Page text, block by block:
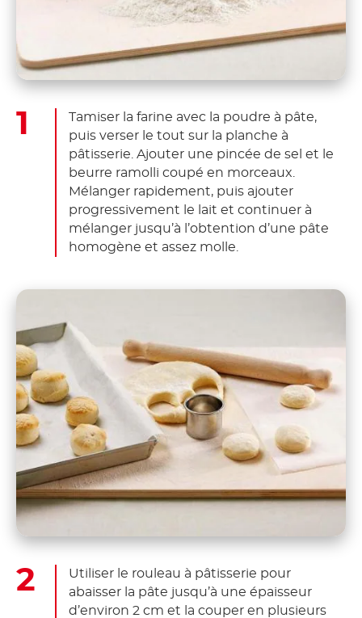
Tamiser la farine avec la poudre à pâte,
puis verser le tout sur la planche à
pâtisserie. Ajouter une pincée de sel et le
beurre ramolli coupé en morceaux.
Mélanger rapidement, puis ajouter
progressivement le lait et continuer à
mélanger jusqu’à l’obtention d’une pâte
homogène et assez molle.
Utiliser le rouleau à pâtisserie pour
abaisser la pâte jusqu’à une épaisseur
d’environ 2 cm et la couper en plusieurs